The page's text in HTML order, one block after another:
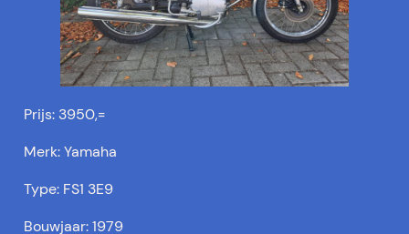
Prijs: 3950,=
Merk: Yamaha
Type: FS1 3E9
Bouwjaar: 1979